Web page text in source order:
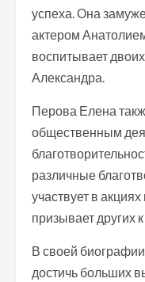
успеха. Она
актером
воспитывает
Александра.
Перова Елена
общественным
различные
участвует в
призывает других
В своей
достичь больших